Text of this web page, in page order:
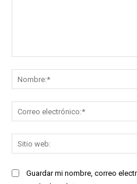
Guardar mi nombre, correo